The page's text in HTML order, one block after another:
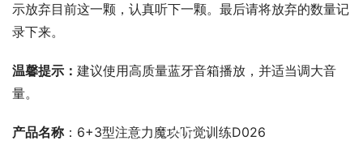
示放弃目前这一颗，认真听下一颗。最后请将放弃的数量记
录下来。
温馨提示： 建议使用高质量蓝牙音箱播放，并适当调大音
量。
产品名称：6+3型注意力魔块听觉训练D026